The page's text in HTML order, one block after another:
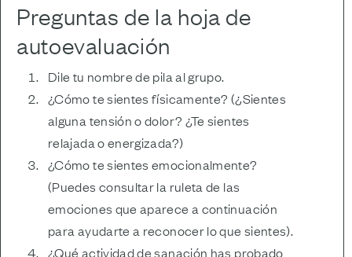
Preguntas de la hoja de
autoevaluación
Dile tu nombre de pila al grupo.
¿Cómo te sientes físicamente? (¿Sientes
alguna tensión o dolor? ¿Te sientes
relajada o energizada?)
¿Cómo te sientes emocionalmente?
(Puedes consultar la ruleta de las
emociones que aparece a continuación
para ayudarte a reconocer lo que sientes).
¿Qué actividad de sanación has probado